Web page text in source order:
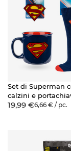
Set di Superman
calzini e
19,99 €6,66 € / pc.